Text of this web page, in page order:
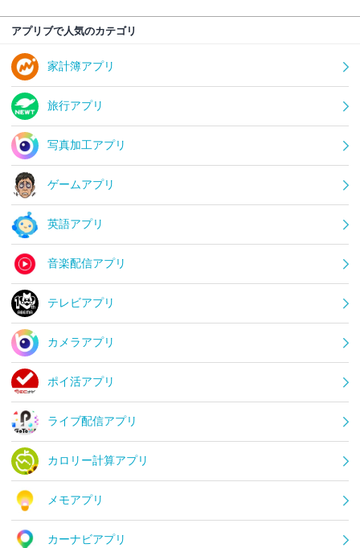
アプリブで人気のカテゴリ
家計簿アプリ
旅行アプリ
写真加工アプリ
ゲームアプリ
英語アプリ
音楽配信アプリ
テレビアプリ
カメラアプリ
ポイ活アプリ
ライブ配信アプリ
カロリー計算アプリ
メモアプリ
カーナビアプリ